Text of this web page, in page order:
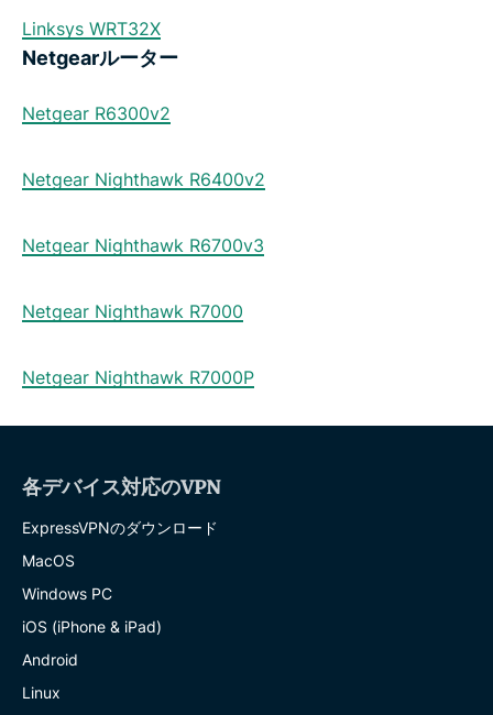
Linksys WRT32X
Netgearルーター
Netgear R6300v2
Netgear Nighthawk R6400v2
Netgear Nighthawk R6700v3
Netgear Nighthawk R7000
Netgear Nighthawk R7000P
各デバイス対応のVPN
ExpressVPNのダウンロード
MacOS
Windows PC
iOS (iPhone & iPad)
Android
Linux